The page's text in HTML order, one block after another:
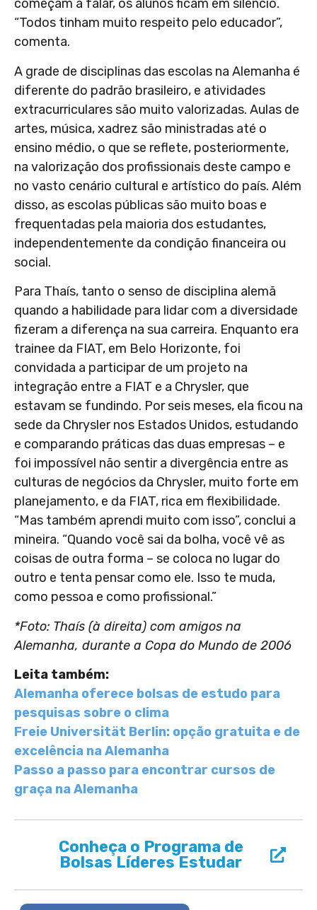
começam a falar, os alunos ficam em silêncio.
“Todos tinham muito respeito pelo educador”,
comenta.
A grade de disciplinas das escolas na Alemanha é
diferente do padrão brasileiro, e atividades
extracurriculares são muito valorizadas. Aulas de
artes, música, xadrez são ministradas até o
ensino médio, o que se reflete, posteriormente,
na valorização dos profissionais deste campo e
no vasto cenário cultural e artístico do país. Além
disso, as escolas públicas são muito boas e
frequentadas pela maioria dos estudantes,
independentemente da condição financeira ou
social.
Para Thaís, tanto o senso de disciplina alemã
quando a habilidade para lidar com a diversidade
fizeram a diferença na sua carreira. Enquanto era
trainee da FIAT, em Belo Horizonte, foi
convidada a participar de um projeto na
integração entre a FIAT e a Chrysler, que
estavam se fundindo. Por seis meses, ela ficou na
sede da Chrysler nos Estados Unidos, estudando
e comparando práticas das duas empresas – e
foi impossível não sentir a divergência entre as
culturas de negócios da Chrysler, muito forte em
planejamento, e da FIAT, rica em flexibilidade.
“Mas também aprendi muito com isso”, conclui a
mineira. “Quando você sai da bolha, você vê as
coisas de outra forma – se coloca no lugar do
outro e tenta pensar como ele. Isso te muda,
como pessoa e como profissional.”
*Foto: Thaís (à direita) com amigos na
Alemanha, durante a Copa do Mundo de 2006
Leita também:
Alemanha oferece bolsas de estudo para
pesquisas sobre o clima
Freie Universität Berlin: opção gratuita e de
excelência na Alemanha
Passo a passo para encontrar cursos de
graça na Alemanha
Conheça o Programa de
Bolsas Líderes Estudar